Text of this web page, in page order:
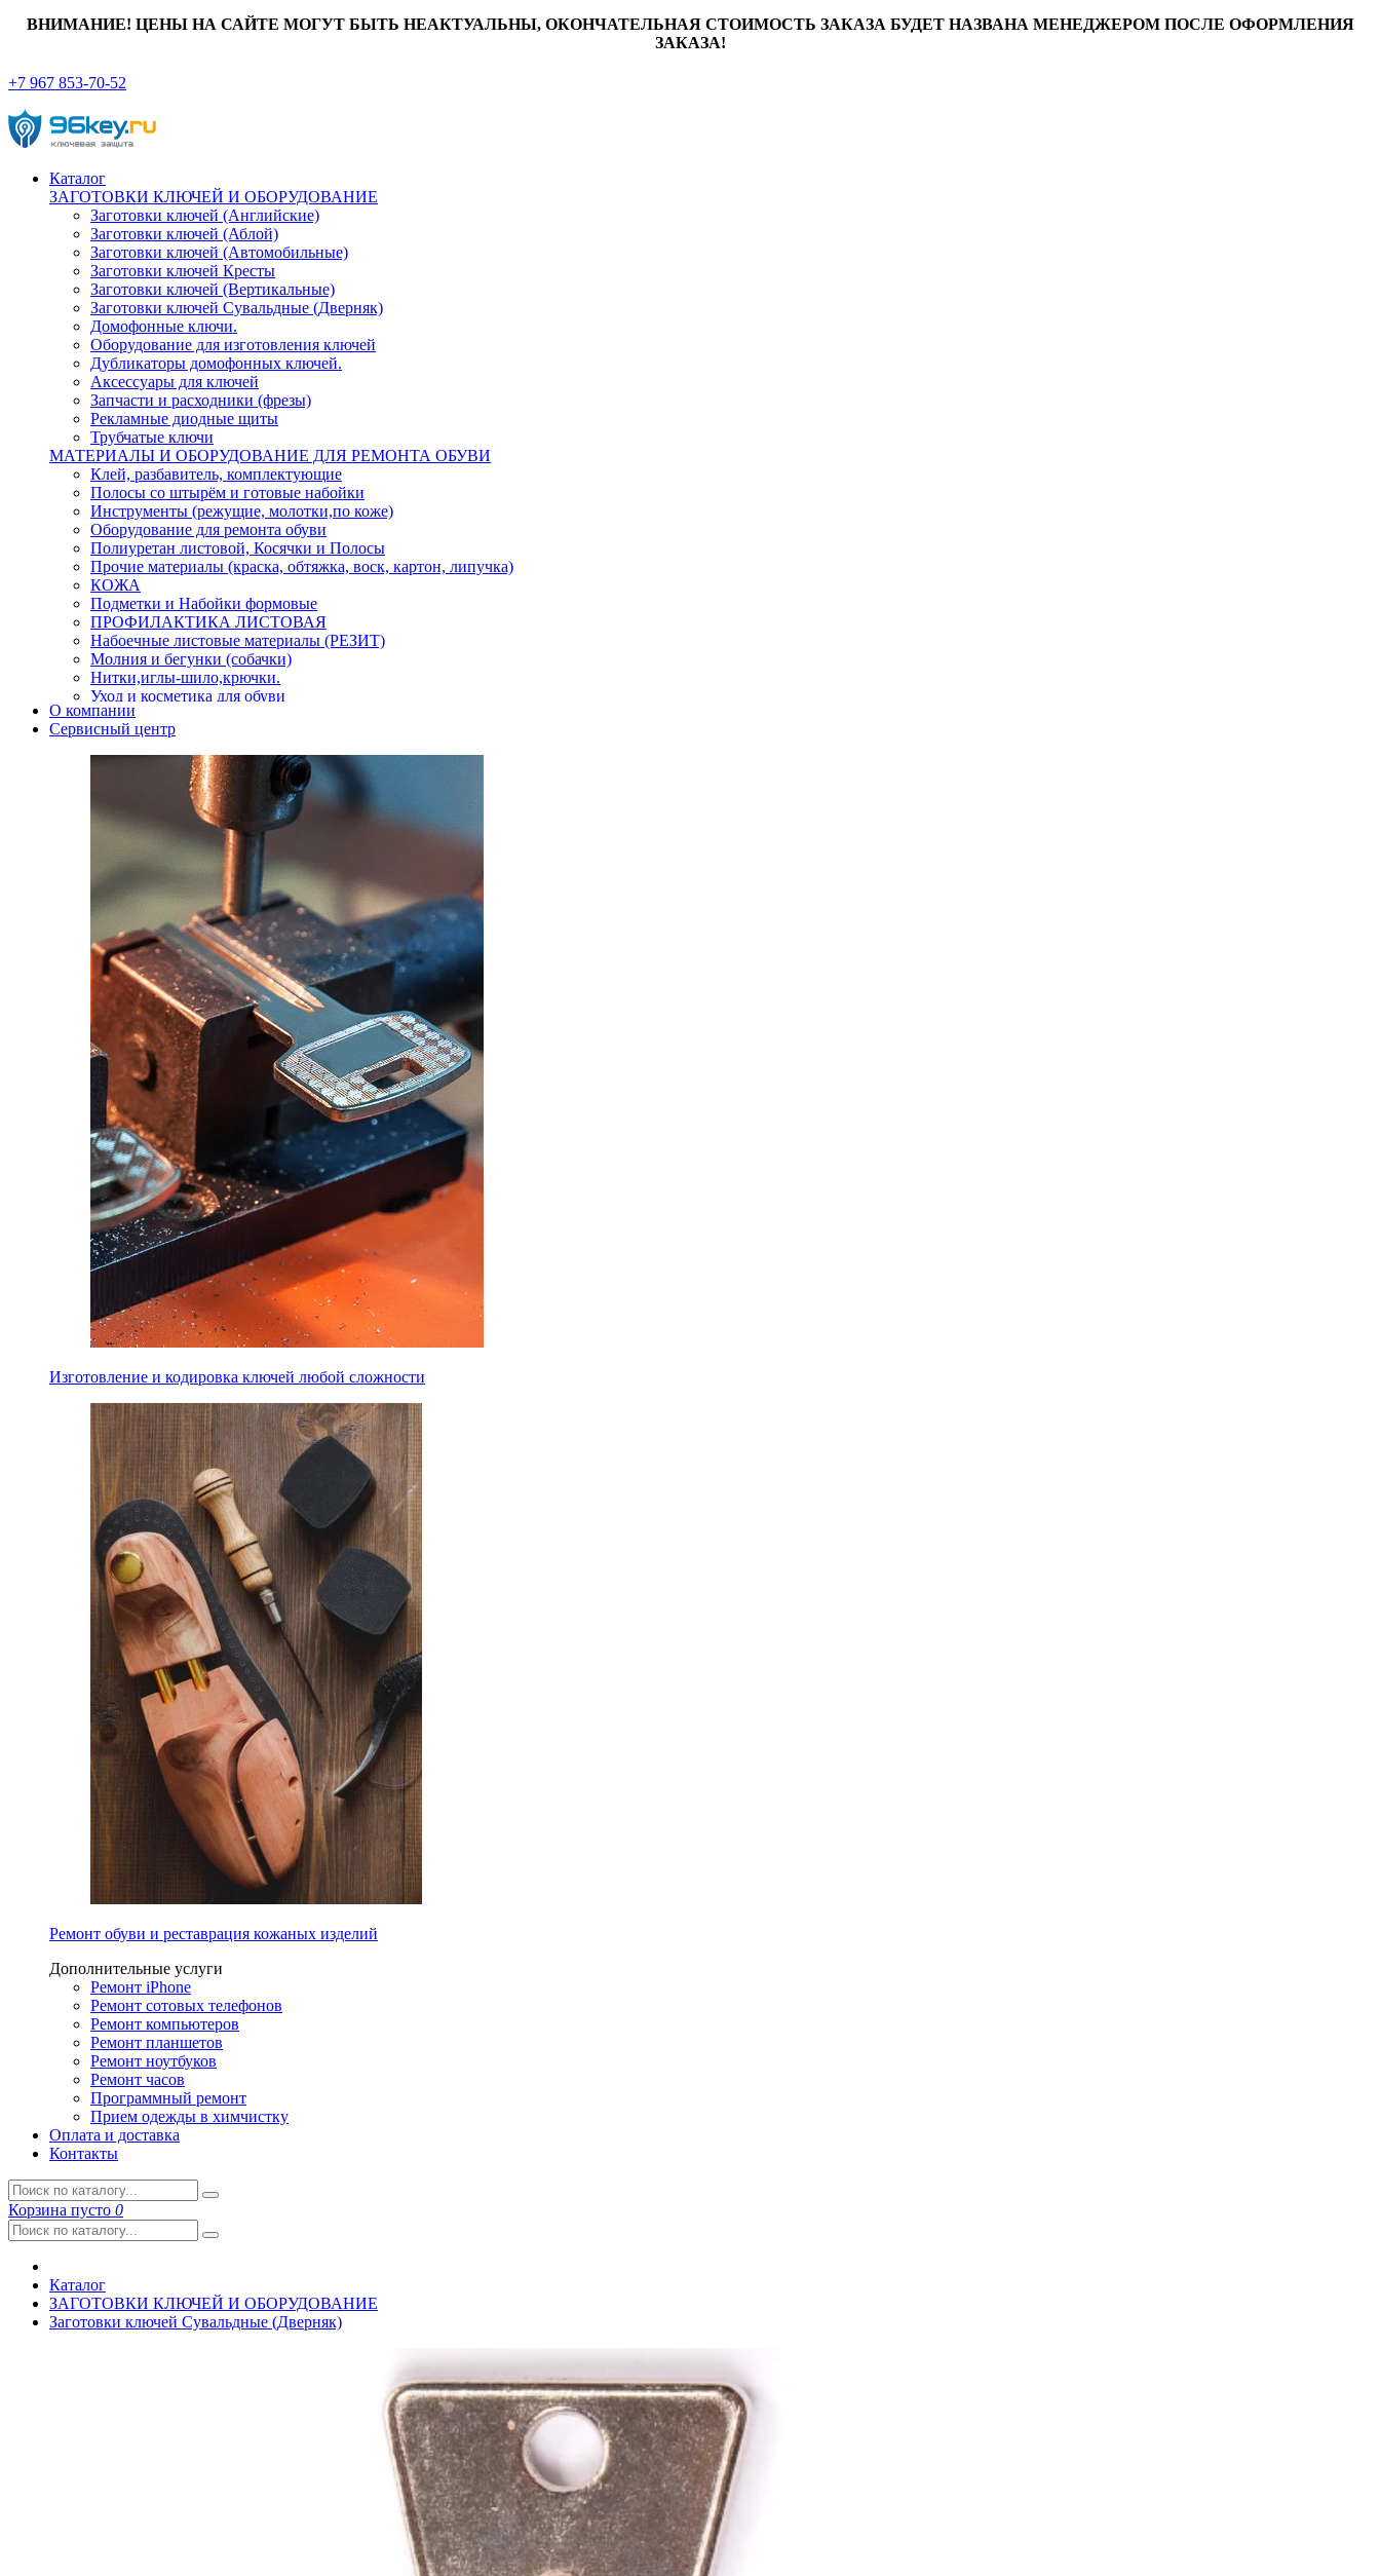
ВНИМАНИЕ! ЦЕНЫ НА САЙТЕ МОГУТ БЫТЬ НЕАКТУАЛЬНЫ, ОКОНЧАТЕЛЬНАЯ СТОИМОСТЬ ЗАКАЗА БУДЕТ НАЗВАНА МЕНЕДЖЕРОМ ПОСЛЕ ОФОРМЛЕНИЯ
ЗАКАЗА!
+7 967 853-70-52
Каталог
ЗАГОТОВКИ КЛЮЧЕЙ И ОБОРУДОВАНИЕ
Заготовки ключей (Английские)
Заготовки ключей (Аблой)
Заготовки ключей (Автомобильные)
Заготовки ключей Кресты
Заготовки ключей (Вертикальные)
Заготовки ключей Сувальдные (Дверняк)
Домофонные ключи.
Оборудование для изготовления ключей
Дубликаторы домофонных ключей.
Аксессуары для ключей
Запчасти и расходники (фрезы)
Рекламные диодные щиты
Трубчатые ключи
МАТЕРИАЛЫ И ОБОРУДОВАНИЕ ДЛЯ РЕМОНТА ОБУВИ
Клей, разбавитель, комплектующие
Полосы со штырём и готовые набойки
Инструменты (режущие, молотки,по коже)
Оборудование для ремонта обуви
Полиуретан листовой, Косячки и Полосы
Прочие материалы (краска, обтяжка, воск, картон, липучка)
КОЖА
Подметки и Набойки формовые
ПРОФИЛАКТИКА ЛИСТОВАЯ
Набоечные листовые материалы (РЕЗИТ)
Молния и бегунки (собачки)
Нитки,иглы-шило,крючки.
Уход и косметика для обуви
Кнопки (магнитые,кобурные)
Пряжки для ремня
О компании
Сервисный центр
Изготовление и кодировка ключей любой сложности
Ремонт обуви и реставрация кожаных изделий
Дополнительные услуги
Ремонт iPhone
Ремонт сотовых телефонов
Ремонт компьютеров
Ремонт планшетов
Ремонт ноутбуков
Ремонт часов
Программный ремонт
Прием одежды в химчистку
Оплата и доставка
Контакты
Корзина пусто 0
Каталог
ЗАГОТОВКИ КЛЮЧЕЙ И ОБОРУДОВАНИЕ
Заготовки ключей Сувальдные (Дверняк)